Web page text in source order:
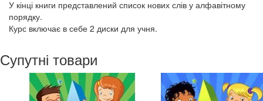
У кінці книги представлений список нових слів у алфавітному
порядку.
Курс включає в себе 2 диски для учня.
Супутні товари